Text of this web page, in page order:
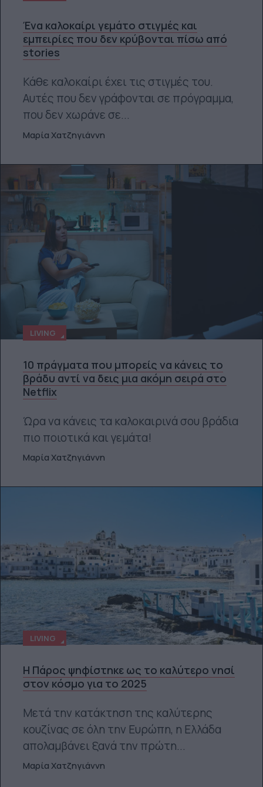
Ένα καλοκαίρι γεμάτο στιγμές και
εμπειρίες που δεν κρύβονται πίσω από
stories
Κάθε καλοκαίρι έχει τις στιγμές του.
Αυτές που δεν γράφονται σε πρόγραμμα,
που δεν χωράνε σε...
Μαρία Χατζηγιάννη
LIVING
10 πράγματα που μπορείς να κάνεις το
βράδυ αντί να δεις μια ακόμη σειρά στο
Netflix
Ώρα να κάνεις τα καλοκαιρινά σου βράδια
πιο ποιοτικά και γεμάτα!
Μαρία Χατζηγιάννη
LIVING
Η Πάρος ψηφίστηκε ως το καλύτερο νησί
στον κόσμο για το 2025
Μετά την κατάκτηση της καλύτερης
κουζίνας σε όλη την Ευρώπη, η Ελλάδα
απολαμβάνει ξανά την πρώτη...
Μαρία Χατζηγιάννη